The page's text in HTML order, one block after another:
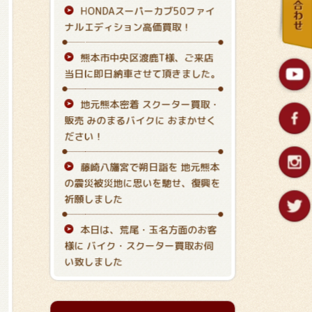
HONDAスーパーカブ50ファイ
ナルエディション高価買取！
熊本市中央区渡鹿T様、ご来店
当日に即日納車させて頂きました。
地元熊本密着 スクーター買取・
販売 みのまるバイクに おまかせく
ださい！
藤崎八旛宮で朔日詣を 地元熊本
の震災被災地に思いを馳せ、復興を
祈願しました
本日は、荒尾・玉名方面のお客
様に バイク・スクーター買取お伺
い致しました